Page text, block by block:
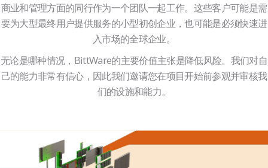
商业和管理方面的同行作为一个团队一起工作。这些客户可能是需
要为大型最终用户提供服务的小型初创企业，也可能是必须快速进
入市场的全球企业。
无论是哪种情况，BittWare的主要价值主张是降低风险。我们对自
己的能力非常有信心，因此我们邀请您在项目开始前参观并审核我
们的设施和能力。